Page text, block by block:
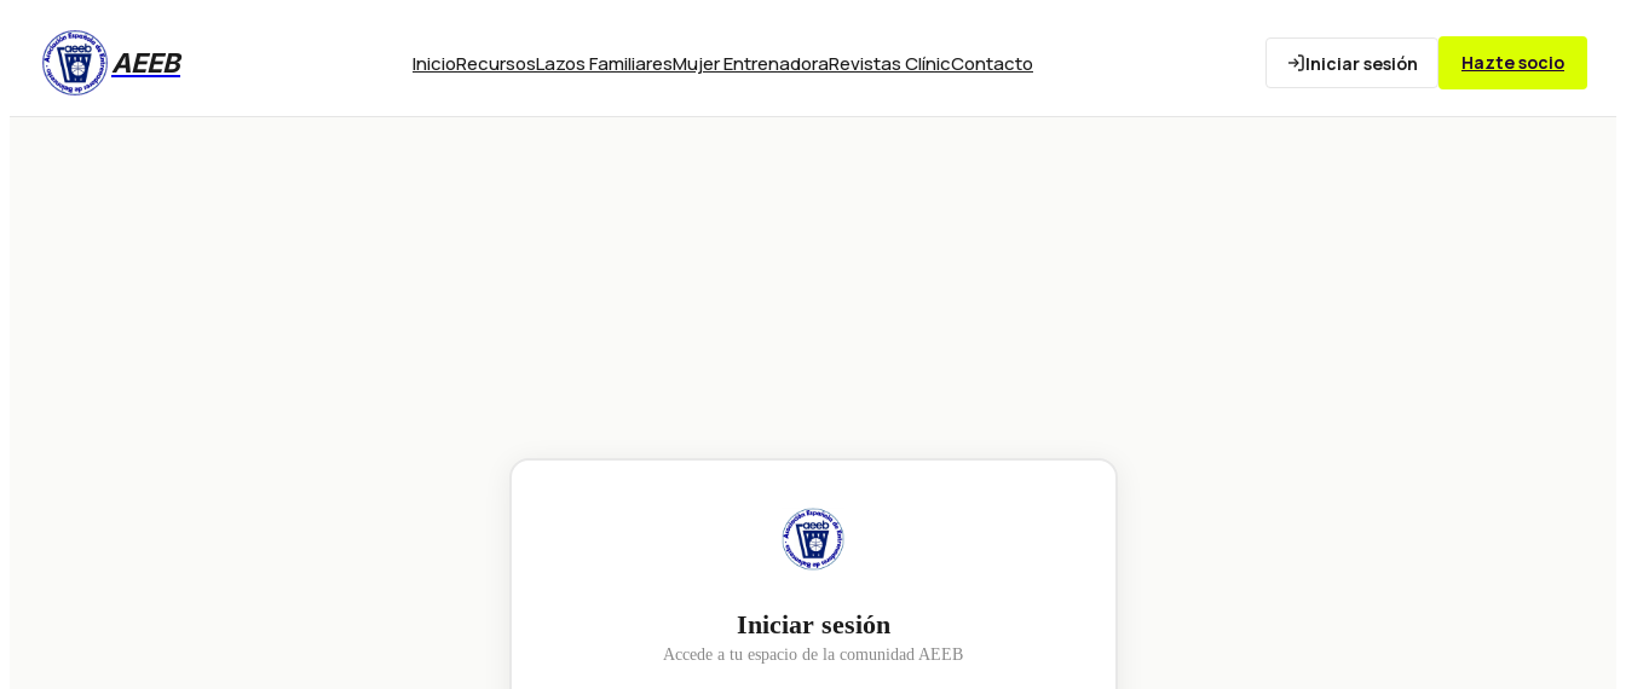
AEEB InicioRecursosLazos FamiliaresMujer EntrenadoraRevistas ClínicContacto Iniciar sesión Hazte socio
Iniciar sesión
Accede a tu espacio de la comunidad AEEB